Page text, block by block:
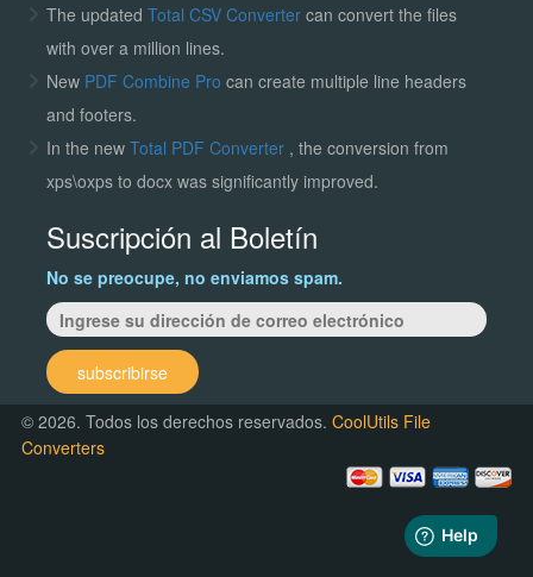
The updated Total CSV Convertercan convert the files
with over a million lines.
New PDF Combine Pro can create multiple line headers
and footers.
In the new Total PDF Converter , the conversion from
xps\oxps to docx was significantly improved.
Suscripción al Boletín
No se preocupe, no enviamos spam.
subscribirse
© 2026. Todos los derechos reservados.CoolUtils File
Converters